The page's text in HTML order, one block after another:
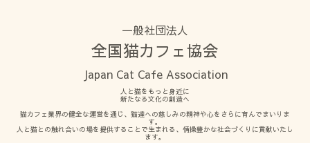
一般社団法人
全国猫カフェ協会
Japan Cat Cafe Association
人と猫をもっと身近に
新たなる文化の創造へ
猫カフェ業界の健全な運営を通じ、猫達への慈しみの精神や心をさらに育んでまいりま
す。
人と猫との触れ合いの場を提供することで生まれる、情操豊かな社会づくりに貢献いたし
ます。